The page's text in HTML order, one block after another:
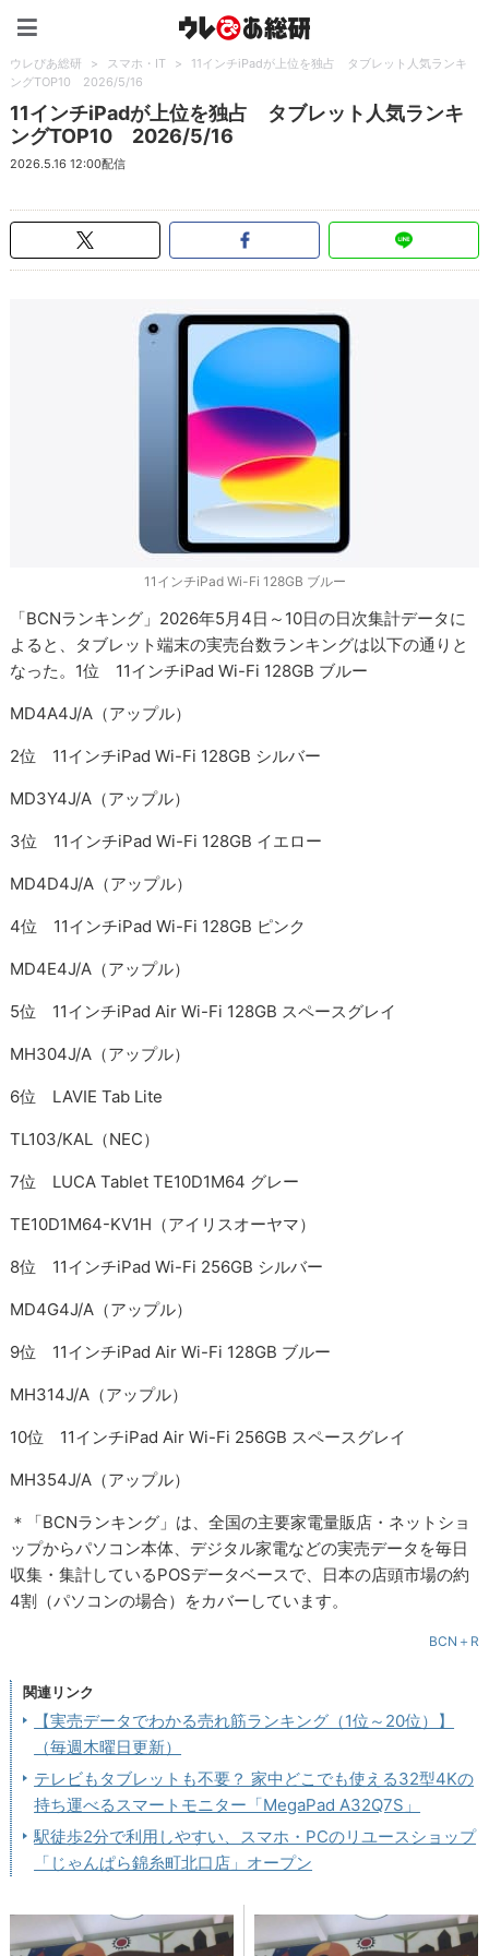
ウレぴあ総研 > スマホ・IT >
11インチiPadが上位を独占 タブレット人気ランキ
ングTOP10 2026/5/16
11インチiPadが上位を独占 タブレット人気ランキ
ングTOP10 2026/5/16
2026.5.16 12:00配信
11インチiPad Wi-Fi 128GB ブルー
「BCNランキング」2026年5月4日～10日の日次集計データに
よると、タブレット端末の実売台数ランキングは以下の通りと
なった。1位 11インチiPad Wi-Fi 128GB ブルー
MD4A4J/A（アップル）
2位 11インチiPad Wi-Fi 128GB シルバー
MD3Y4J/A（アップル）
3位 11インチiPad Wi-Fi 128GB イエロー
MD4D4J/A（アップル）
4位 11インチiPad Wi-Fi 128GB ピンク
MD4E4J/A（アップル）
5位 11インチiPad Air Wi-Fi 128GB スペースグレイ
MH304J/A（アップル）
6位 LAVIE Tab Lite
TL103/KAL（NEC）
7位 LUCA Tablet TE10D1M64 グレー
TE10D1M64-KV1H（アイリスオーヤマ）
8位 11インチiPad Wi-Fi 256GB シルバー
MD4G4J/A（アップル）
9位 11インチiPad Air Wi-Fi 128GB ブルー
MH314J/A（アップル）
10位 11インチiPad Air Wi-Fi 256GB スペースグレイ
MH354J/A（アップル）
＊「BCNランキング」は、全国の主要家電量販店・ネットショ
ップからパソコン本体、デジタル家電などの実売データを毎日
収集・集計しているPOSデータベースで、日本の店頭市場の約
4割（パソコンの場合）をカバーしています。
BCN＋R
関連リンク
【実売データでわかる売れ筋ランキング（1位～20位）】
（毎週木曜日更新）
テレビもタブレットも不要？ 家中どこでも使える32型4Kの
持ち運べるスマートモニター「MegaPad A32Q7S」
駅徒歩2分で利用しやすい、スマホ・PCのリユースショップ
「じゃんぱら錦糸町北口店」オープン